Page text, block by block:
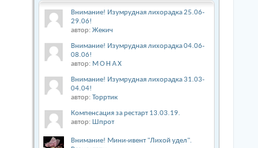
Внимание! Изумрудная лихорадка 25.06-
29.06!
автор: Жекич
Внимание! Изумрудная лихорадка 04.06-
08.06!
автор: М О Н А Х
Внимание! Изумрудная лихорадка 31.03-
04.04!
автор: Торртик
Компенсация за рестарт 13.03.19.
автор: Шпрот
Внимание! Мини-ивент "Лихой удел".